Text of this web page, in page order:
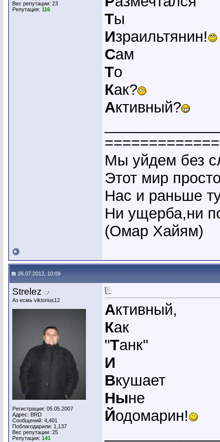
Вес репутации: 23
Репутация: 116
Ты
Израильтянин!
Сам
То
Как?
Активный?
Мы уйдем без
Этот мир
Нас и раньше
Ни ущерба,ни
(Омар Хайям)
26.07.2012, 10:09
Strelez
Аз есмь viktorius12
Регистрация: 05.05.2007
Адрес: BRD
Сообщений: 4,401
Поблагодарили: 1,137
Вес репутации: 25
Репутация: 141
Активный,
Как
"Танк"
И
Вкушает
Ныне
Йодомарин!